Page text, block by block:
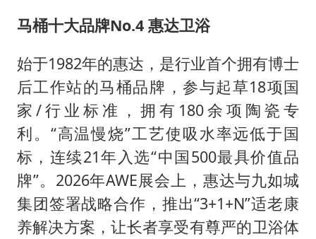
马桶十大品牌No.4 惠达卫浴
始于1982年的惠达，是行业首个拥有博士
后工作站的马桶品牌，参与起草18项国
家/行业标准，拥有180余项陶瓷专
利。“高温慢烧”工艺使吸水率远低于国
标，连续21年入选“中国500最具价值品
牌”。2026年AWE展会上，惠达与九如城
集团签署战略合作，推出“3+1+N”适老康
养解决方案，让长者享受有尊严的卫浴体